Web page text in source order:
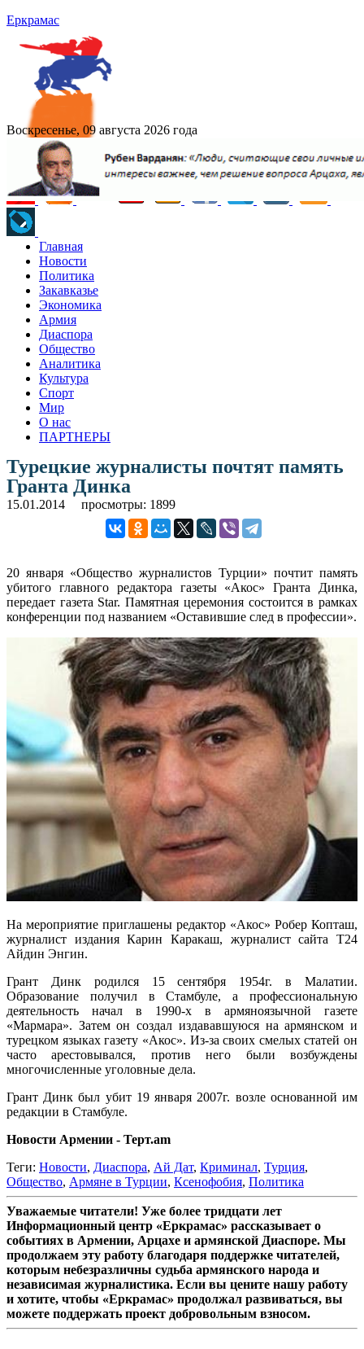
Еркрамас
Воскресенье, 09 августа 2026 года
Главная
Новости
Политика
Закавказье
Экономика
Армия
Диаспора
Общество
Аналитика
Культура
Спорт
Мир
О нас
ПАРТНЕРЫ
Турецкие журналисты почтят память
Гранта Динка
15.01.2014 просмотры: 1899
20 января «Общество журналистов Турции» почтит память
убитого главного редактора газеты «Акос» Гранта Динка,
передает газета Star. Памятная церемония состоится в рамках
конференции под названием «Оставившие след в профессии».
На мероприятие приглашены редактор «Акос» Робер Копташ,
журналист издания Карин Каракаш, журналист сайта Т24
Айдин Энгин.
Грант Динк родился 15 сентября 1954г. в Малатии.
Образование получил в Стамбуле, а профессиональную
деятельность начал в 1990-х в армяноязычной газете
«Мармара». Затем он создал издававшуюся на армянском и
турецком языках газету «Акос». Из-за своих смелых статей он
часто арестовывался, против него были возбуждены
многочисленные уголовные дела.
Грант Динк был убит 19 января 2007г. возле основанной им
редакции в Стамбуле.
Новости Армении - Терт.am
Теги: Новости, Диаспора, Ай Дат, Криминал, Турция,
Общество, Армяне в Турции, Ксенофобия, Политика
Уважаемые читатели! Уже более тридцати лет
Информационный центр «Еркрамас» рассказывает о
событиях в Армении, Арцахе и армянской Диаспоре. Мы
продолжаем эту работу благодаря поддержке читателей,
которым небезразличны судьба армянского народа и
независимая журналистика. Если вы цените нашу работу
и хотите, чтобы «Еркрамас» продолжал развиваться, вы
можете поддержать проект добровольным взносом.